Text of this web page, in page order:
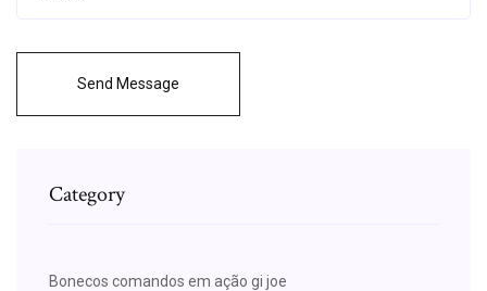
Send Message
Category
Bonecos comandos em ação gi joe